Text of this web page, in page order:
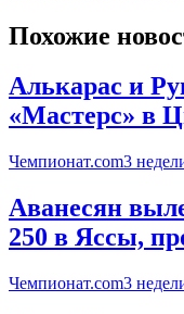
Похожие
Алькарас и
«Мастерс» в
Чемпионат.com3
Аванесян
250 в Яссы,
Чемпионат.com3